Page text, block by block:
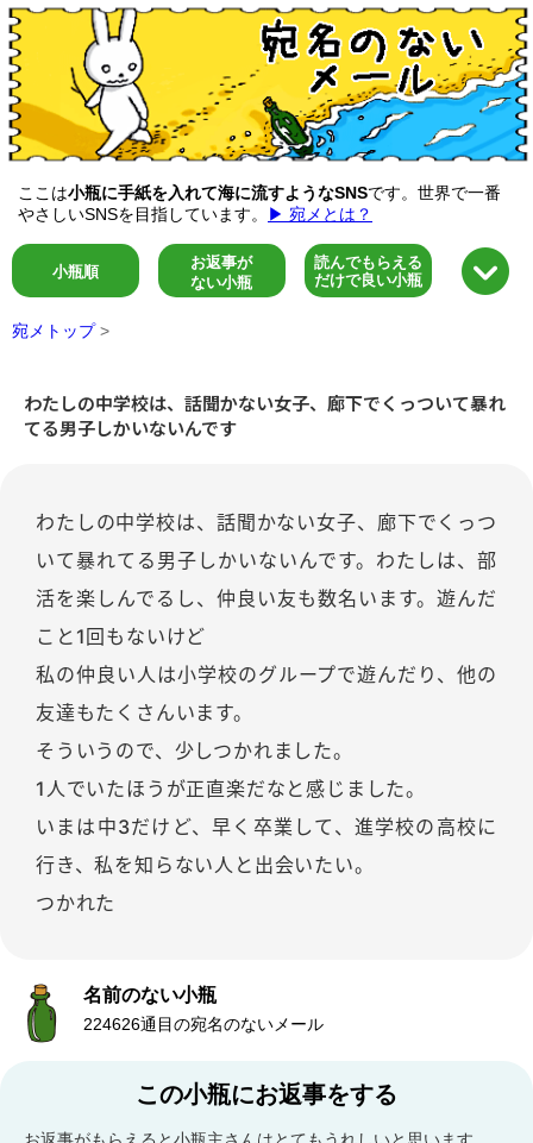
ここは小瓶に手紙を入れて海に流すようなSNSです。世界で一番
やさしいSNSを目指しています。
▶ 宛メとは？
小瓶順
お返事が
ない小瓶
読んでもらえる
だけで良い小瓶
宛メトップ >
わたしの中学校は、話聞かない女子、廊下でくっついて暴れ
てる男子しかいないんです
わたしの中学校は、話聞かない女子、廊下でくっつ
いて暴れてる男子しかいないんです。わたしは、部
活を楽しんでるし、仲良い友も数名います。遊んだ
こと1回もないけど
私の仲良い人は小学校のグループで遊んだり、他の
友達もたくさんいます。
そういうので、少しつかれました。
1人でいたほうが正直楽だなと感じました。
いまは中3だけど、早く卒業して、進学校の高校に
行き、私を知らない人と出会いたい。
つかれた
名前のない小瓶
224626通目の宛名のないメール
この小瓶にお返事をする
お返事がもらえると小瓶主さんはとてもうれしいと思います